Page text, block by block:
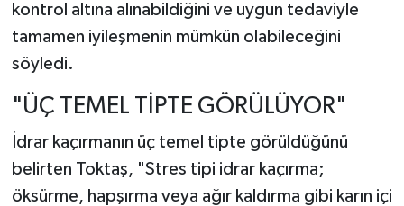
kontrol altına alınabildiğini ve uygun tedaviyle
tamamen iyileşmenin mümkün olabileceğini
söyledi.
"ÜÇ TEMEL TİPTE GÖRÜLÜYOR"
İdrar kaçırmanın üç temel tipte görüldüğünü
belirten Toktaş, "Stres tipi idrar kaçırma;
öksürme, hapşırma veya ağır kaldırma gibi karın içi